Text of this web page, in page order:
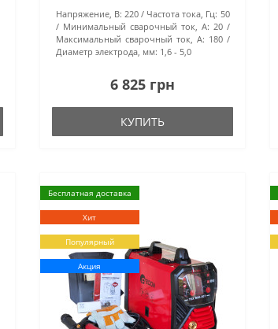
Напряжение, В: 220 Частота тока, Гц: 50
Минимальный сварочный ток, А: 20
Максимальный сварочный ток, А: 180
Диаметр электрода, мм: 1,6 - 5,0
6 825 грн
КУПИТЬ
Бесплатная доставка
Хит
Популярный
Акция